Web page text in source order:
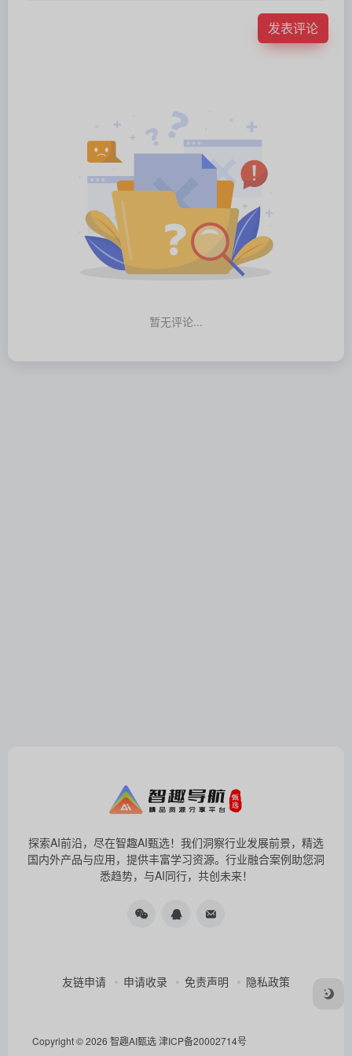
发表评论
暂无评论...
探索AI前沿，尽在智趣AI甄选！我们洞察行业发展前景，精选
国内外产品与应用，提供丰富学习资源。行业融合案例助您洞
悉趋势，与AI同行，共创未来！
友链申请 申请收录 免责声明 隐私政策
Copyright © 2026 智趣AI甄选津ICP备20002714号